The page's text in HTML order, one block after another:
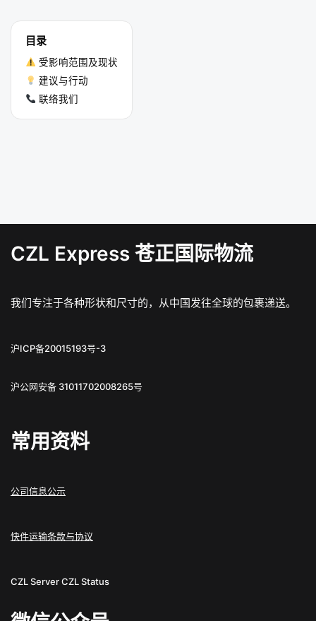
目录
受影响范围及现状
建议与行动
联络我们
CZL Express 苍正国际物流
我们专注于各种形状和尺寸的，从中国发往全球的包裹递送。
沪ICP备20015193号-3
沪公网安备 31011702008265号
常用资料
公司信息公示
快件运输条款与协议
CZL ServerCZL Status